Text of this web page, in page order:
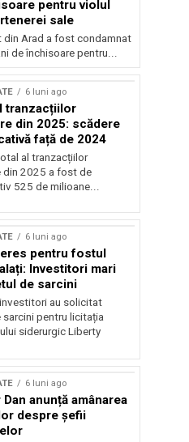
pentru violul
sale
din Arad a fost condamnat
de închisoare pentru...
6 luni ago
tranzacțiilor
din 2025: scădere
față de 2024
al tranzacțiilor
din 2025 a fost de
525 de milioane...
6 luni ago
pentru fostul
Investitori mari
de sarcini
au solicitat
sarcini pentru licitația
siderurgic Liberty
6 luni ago
anunță amânarea
despre șefii